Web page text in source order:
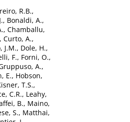
R.B.,
, Bonaldi, A.,
, Chamballu,
, Curto, A.,
J.M., Dole, H.,
F., Forni, O.,
A.,
E., Hobson,
T.S.,
C.R., Leahy,
B., Maino,
S., Matthai,